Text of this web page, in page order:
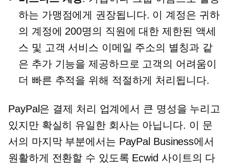
하는 가맹점에게 권장됩니다. 이 계정은 귀하
의 계정에 200명의 직원에 대한 제한된 액세
스 및 고객 서비스 이메일 주소의 별칭과 같
은 추가 기능을 제공하므로 고객의 어려움이
더 빠른 추적을 위해 적절하게 처리됩니다.
PayPal은 결제 처리 업계에서 큰 명성을 누리고
있지만 확실히 유일한 회사는 아닙니다. 이 문
서의 마지막 부분에서는 PayPal Business에서
원활하게 전환할 수 있도록 Ecwid 사이트의 다